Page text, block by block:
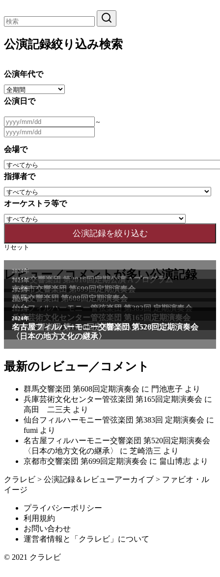
公演記録絞り込み検索
公演年代で
公演日で
～
会場で
指揮者で
オーケストラ等で
リセット
レビュー／コメントが多い公演記録
最新のレビュー／コメント
群馬交響楽団 第608回定期演奏会 に 門池恵子 より
兵庫芸術文化センター管弦楽団 第165回定期演奏会 に
高田 二三夫 より
仙台フィルハーモニー管弦楽団 第383回 定期演奏会 に
fumi より
名古屋フィルハーモニー交響楽団 第520回定期演奏会
〈日本の地方文化の継承〉
に 芝崎浩三 より
京都市交響楽団 第699回定期演奏会 に 畠山博志 より
クラレビ > 公演記録＆レビューアーカイブ > ファビオ・ル
イージ
プライバシーポリシー
利用規約
お問い合わせ
運営者情報と「クラレビ」について
© 2021 クラレビ